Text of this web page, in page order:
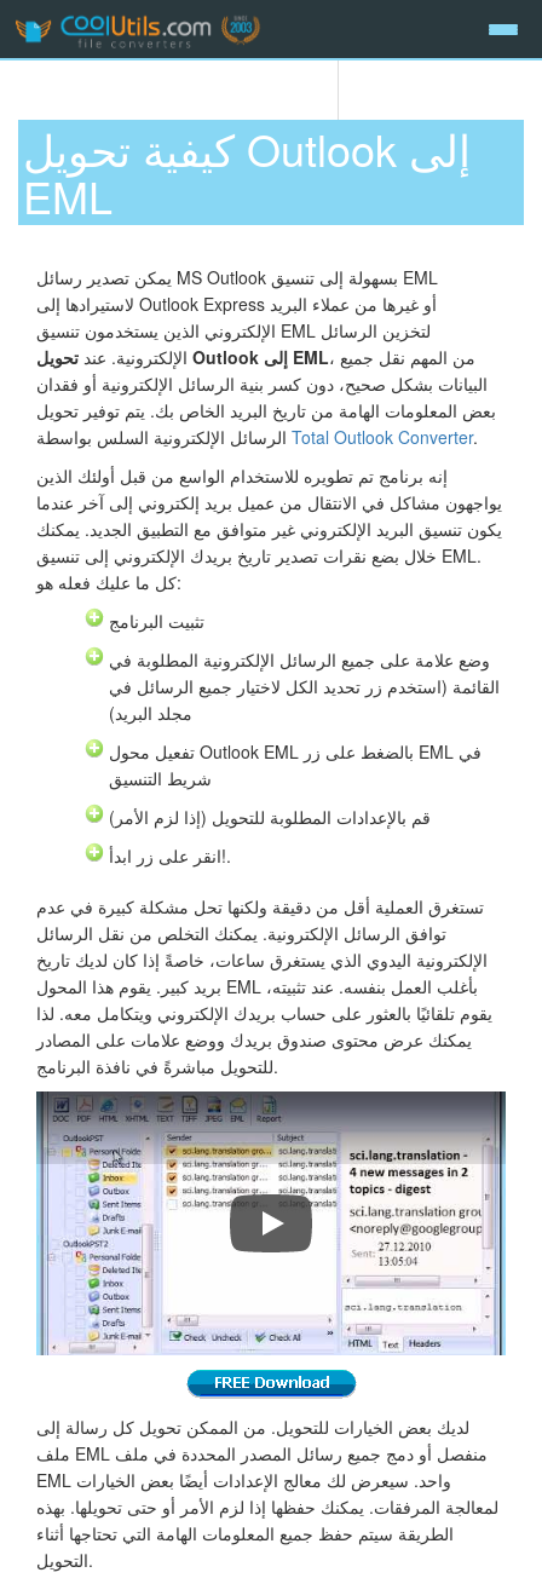
كيفية تحويل Outlook إلى
EML
يمكن تصدير رسائل MS Outlook بسهولة إلى تنسيق EML
لاستيرادها إلى Outlook Express أو غيرها من عملاء البريد
الإلكتروني الذين يستخدمون تنسيق EML لتخزين الرسائل
الإلكترونية. عند
تحويل Outlook إلى EML، من المهم نقل جميع
البيانات بشكل صحيح، دون كسر بنية الرسائل الإلكترونية أو فقدان
بعض المعلومات الهامة من تاريخ البريد الخاص بك. يتم توفير تحويل
Total Outlook Converter.
إنه برنامج تم تطويره للاستخدام الواسع من قبل أولئك الذين
يواجهون مشاكل في الانتقال من عميل بريد إلكتروني إلى آخر عندما
يكون تنسيق البريد الإلكتروني غير متوافق مع التطبيق الجديد. يمكنك
خلال بضع نقرات تصدير تاريخ بريدك الإلكتروني إلى تنسيق EML.
كل ما عليك فعله هو:
تثبيت البرنامج
وضع علامة على جميع الرسائل الإلكترونية المطلوبة في
القائمة (استخدم زر تحديد الكل لاختيار جميع الرسائل في
مجلد البريد)
تفعيل محول Outlook EML بالضغط على زر EML في
شريط التنسيق
قم بالإعدادات المطلوبة للتحويل (إذا لزم الأمر)
انقر على زر ابدأ!.
تستغرق العملية أقل من دقيقة ولكنها تحل مشكلة كبيرة في عدم
توافق الرسائل الإلكترونية. يمكنك التخلص من نقل الرسائل
الإلكترونية اليدوي الذي يستغرق ساعات، خاصةً إذا كان لديك تاريخ
بريد كبير. يقوم هذا المحول EML بأغلب العمل بنفسه. عند تثبيته،
يقوم تلقائيًا بالعثور على حساب بريدك الإلكتروني ويتكامل معه. لذا
يمكنك عرض محتوى صندوق بريدك ووضع علامات على المصادر
للتحويل مباشرةً في نافذة البرنامج.
لديك بعض الخيارات للتحويل. من الممكن تحويل كل رسالة إلى
ملف EML منفصل أو دمج جميع رسائل المصدر المحددة في ملف
EML واحد. سيعرض لك معالج الإعدادات أيضًا بعض الخيارات
لمعالجة المرفقات. يمكنك حفظها إذا لزم الأمر أو حتى تحويلها. بهذه
الطريقة سيتم حفظ جميع المعلومات الهامة التي تحتاجها أثناء
التحويل.